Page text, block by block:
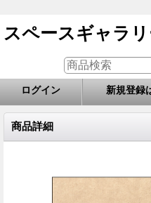
スペースギャラ
ログイン 新規登録
商品詳細